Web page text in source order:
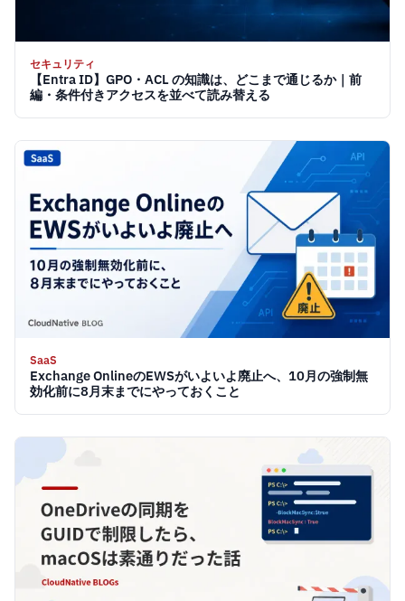
セキュリティ
【Entra ID】GPO・ACL の知識は、どこまで通じるか｜前
編・条件付きアクセスを並べて読み替える
SaaS
Exchange OnlineのEWSがいよいよ廃止へ、10月の強制無
効化前に8月末までにやっておくこと